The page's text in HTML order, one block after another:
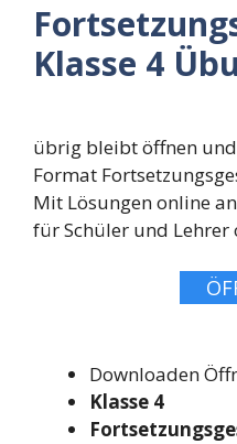
Klasse 4
übrig bleibt öffnen
Format
Mit Lösungen online
für Schüler und Lehrer
Downloaden
Klasse 4